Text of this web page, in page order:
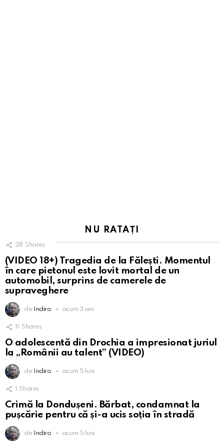
NU RATAȚI
28 Shares
(VIDEO 18+) Tragedia de la Fălești. Momentul
în care pietonul este lovit mortal de un
automobil, surprins de camerele de
supraveghere
de Indiro acum 3 ani
11 Shares
O adolescentă din Drochia a impresionat juriul
la „Românii au talent” (VIDEO)
de Indiro acum 5 luni
1 Shares
Crimă la Dondușeni. Bărbat, condamnat la
pușcărie pentru că și-a ucis soția în stradă
de Indiro acum 5 luni